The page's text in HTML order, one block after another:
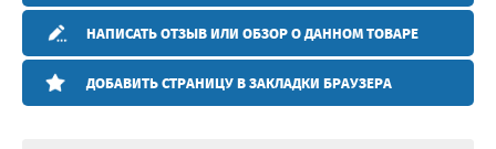
НАПИСАТЬ ОТЗЫВ ИЛИ ОБЗОР О ДАННОМ ТОВАРЕ
ДОБАВИТЬ СТРАНИЦУ В ЗАКЛАДКИ БРАУЗЕРА